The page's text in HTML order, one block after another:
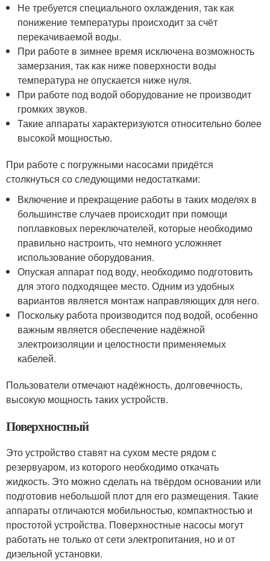
Не требуется специального охлаждения, так как
понижение температуры происходит за счёт
перекачиваемой воды.
При работе в зимнее время исключена возможность
замерзания, так как ниже поверхности воды
температура не опускается ниже нуля.
При работе под водой оборудование не производит
громких звуков.
Такие аппараты характеризуются относительно более
высокой мощностью.
При работе с погружными насосами придётся
столкнуться со следующими недостатками:
Включение и прекращение работы в таких моделях в
большинстве случаев происходит при помощи
поплавковых переключателей, которые необходимо
правильно настроить, что немного усложняет
использование оборудования.
Опуская аппарат под воду, необходимо подготовить
для этого подходящее место. Одним из удобных
вариантов является монтаж направляющих для него.
Поскольку работа производится под водой, особенно
важным является обеспечение надёжной
электроизоляции и целостности применяемых
кабелей.
Пользователи отмечают надёжность, долговечность,
высокую мощность таких устройств.
Поверхностный
Это устройство ставят на сухом месте рядом с
резервуаром, из которого необходимо откачать
жидкость. Это можно сделать на твёрдом основании или
подготовив небольшой плот для его размещения. Такие
аппараты отличаются мобильностью, компактностью и
простотой устройства. Поверхностные насосы могут
работать не только от сети электропитания, но и от
дизельной установки.